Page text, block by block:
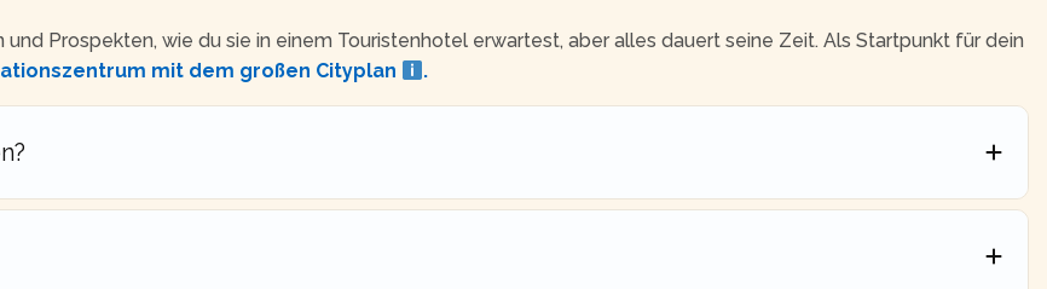
Prospekten, wie du sie in einem Touristenhotel erwartest, aber alles dauert seine Zeit. Als Startpunkt für dein
mit dem großen Cityplan .